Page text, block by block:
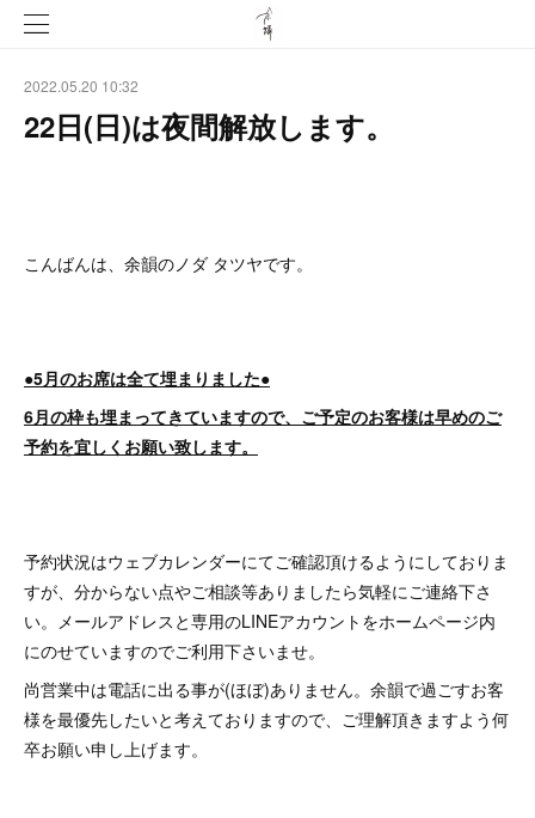
2022.05.20 10:32
22日(日)は夜間解放します。
こんばんは、余韻のノダ タツヤです。
●5月のお席は全て埋まりました●
6月の枠も埋まってきていますので、ご予定のお客様は早めのご
予約を宜しくお願い致します。
予約状況はウェブカレンダーにてご確認頂けるようにしておりま
すが、分からない点やご相談等ありましたら気軽にご連絡下さ
い。メールアドレスと専用のLINEアカウントをホームページ内
にのせていますのでご利用下さいませ。
尚営業中は電話に出る事が(ほぼ)ありません。余韻で過ごすお客
様を最優先したいと考えておりますので、ご理解頂きますよう何
卒お願い申し上げます。